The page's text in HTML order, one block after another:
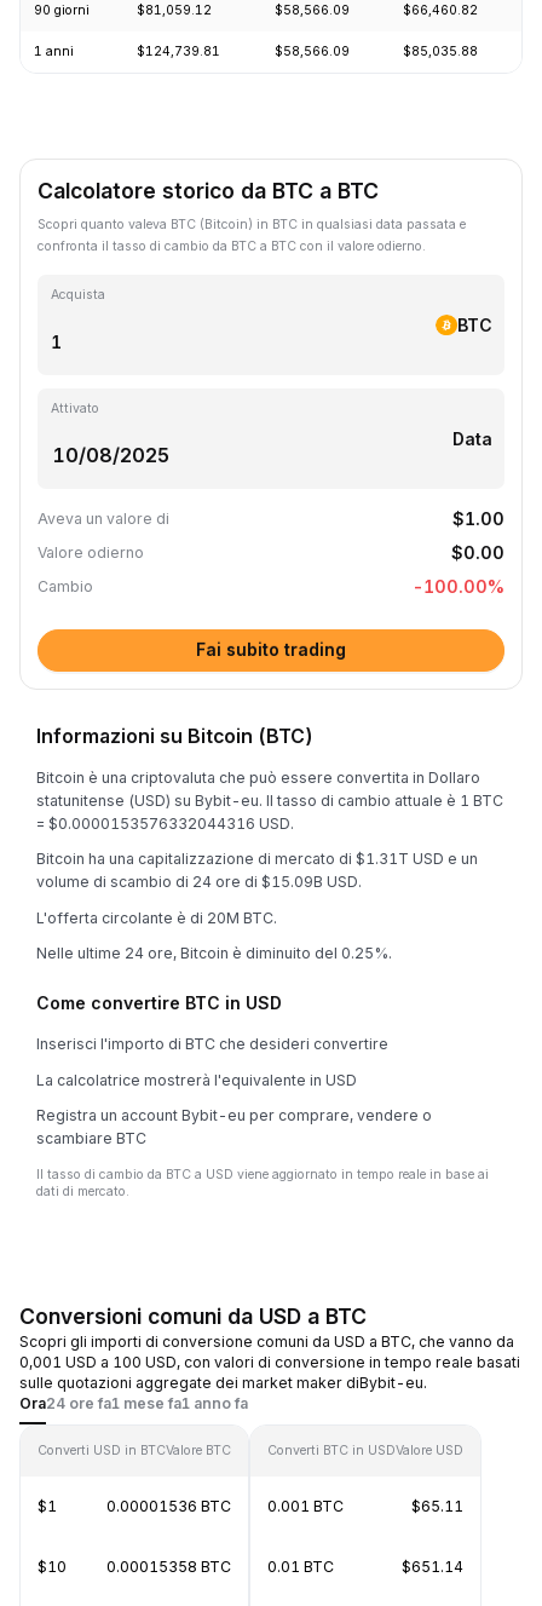
90 giorni $81,059.12 $58,566.09 $66,460.82
1 anni $124,739.81 $58,566.09 $85,035.88
Calcolatore storico da BTC a BTC
Scopri quanto valeva BTC (Bitcoin) in BTC in qualsiasi data passata e
confronta il tasso di cambio da BTC a BTC con il valore odierno.
Acquista
BTC
Attivato
Data
Aveva un valore di $1.00
Valore odierno $0.00
Cambio -100.00%
Fai subito trading
Informazioni su Bitcoin (BTC)
Bitcoin è una criptovaluta che può essere convertita in Dollaro
statunitense (USD) su Bybit-eu. Il tasso di cambio attuale è 1 BTC
= $0.0000153576332044316 USD.
Bitcoin ha una capitalizzazione di mercato di $1.31T USD e un
volume di scambio di 24 ore di $15.09B USD.
L'offerta circolante è di 20M BTC.
Nelle ultime 24 ore, Bitcoin è diminuito del 0.25%.
Come convertire BTC in USD
Inserisci l'importo di BTC che desideri convertire
La calcolatrice mostrerà l'equivalente in USD
Registra un account Bybit-eu per comprare, vendere o
scambiare BTC
Il tasso di cambio da BTC a USD viene aggiornato in tempo reale in base ai
dati di mercato.
Conversioni comuni da USD a BTC
Scopri gli importi di conversione comuni da USD a BTC, che vanno da
0,001 USD a 100 USD, con valori di conversione in tempo reale basati
sulle quotazioni aggregate dei market maker diBybit-eu.
Ora24 ore fa1 mese fa1 anno fa
Converti USD in BTCValore BTC
$1 0.00001536 BTC
$10 0.00015358 BTC
Converti BTC in USDValore USD
0.001 BTC $65.11
0.01 BTC $651.14